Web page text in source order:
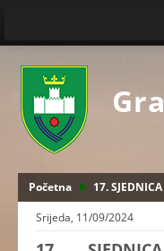
Početna
17.
Srijeda, 11/09/2024